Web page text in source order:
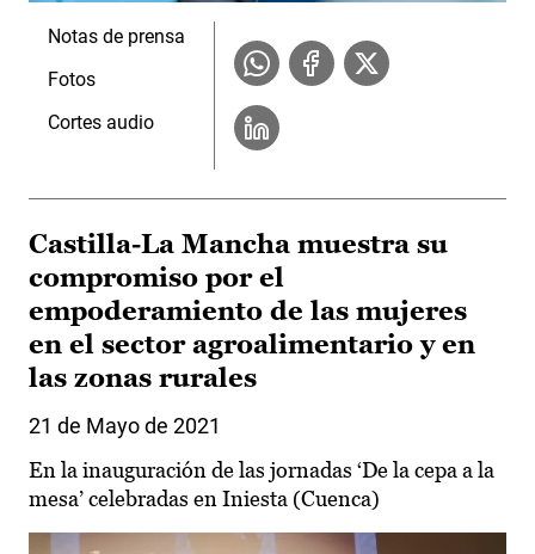
Notas de prensa
Fotos
Cortes audio
Castilla-La Mancha muestra su
compromiso por el
empoderamiento de las mujeres
en el sector agroalimentario y en
las zonas rurales
21 de Mayo de 2021
En la inauguración de las jornadas ‘De la cepa a la
mesa’ celebradas en Iniesta (Cuenca)